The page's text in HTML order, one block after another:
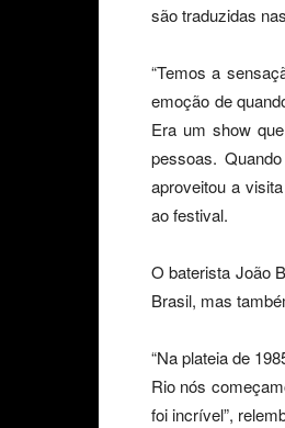
são traduzidas
“Temos a
emoção de
Era um show
pessoas.
aproveitou a
ao festival.
O baterista João
Brasil, mas
“Na plateia de
Rio nós
foi incrível”,